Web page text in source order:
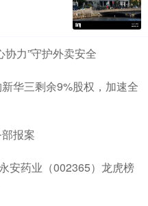
协力”守护外卖安全
华三剩余9%股权，加速全
报案
安药业（002365）龙虎榜